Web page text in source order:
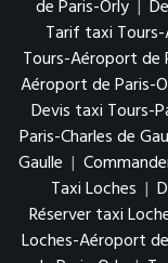
de Paris-Orly |
Tarif taxi
Tours-Aéroport de
Aéroport de Paris-
Devis taxi Tours-
Paris-Charles de
Gaulle |
Taxi Loches |
Réserver taxi
Loches-Aéroport